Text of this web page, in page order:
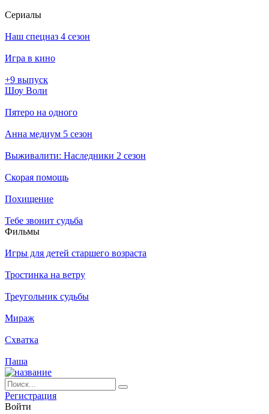
Се­риа­лы
Наш спецназ 4 сезон
Игра в кино
+9 выпуск
Шоу Воли
Пятеро на одного
Анна медиум 5 сезон
Выживалити: Наследники 2 сезон
Скорая помощь
Похищение
Тебе звонит судьба
Филь­мы
Игры для детей старшего возраста
Тростинка на ветру
Треугольник судьбы
Мираж
Схватка
Паша
Ре­ги­ст­ра­ция
Вой­ти